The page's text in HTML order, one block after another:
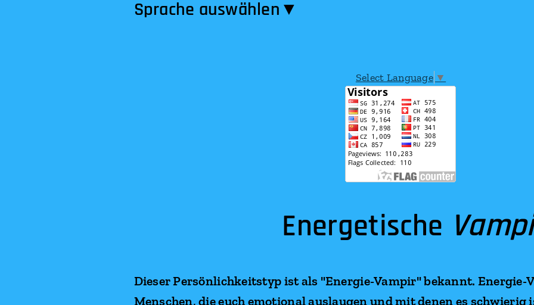
Sprache auswählen​▼
Select Language ▼
Energetische
Dieser Persönlichkeitstyp ist als "Energie-Vampir" bekannt. Energie-
Menschen, die euch emotional auslaugen und mit denen es schwierig